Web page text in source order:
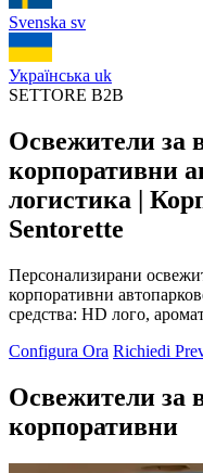
Svenska sv
Українська uk
SETTORE B2B
Освежители за
корпоративни
логистика |
Sentorette
Персонализирани
корпоративни
средства: HD лого,
Configura Ora Richiedi
Освежители за
корпоративни